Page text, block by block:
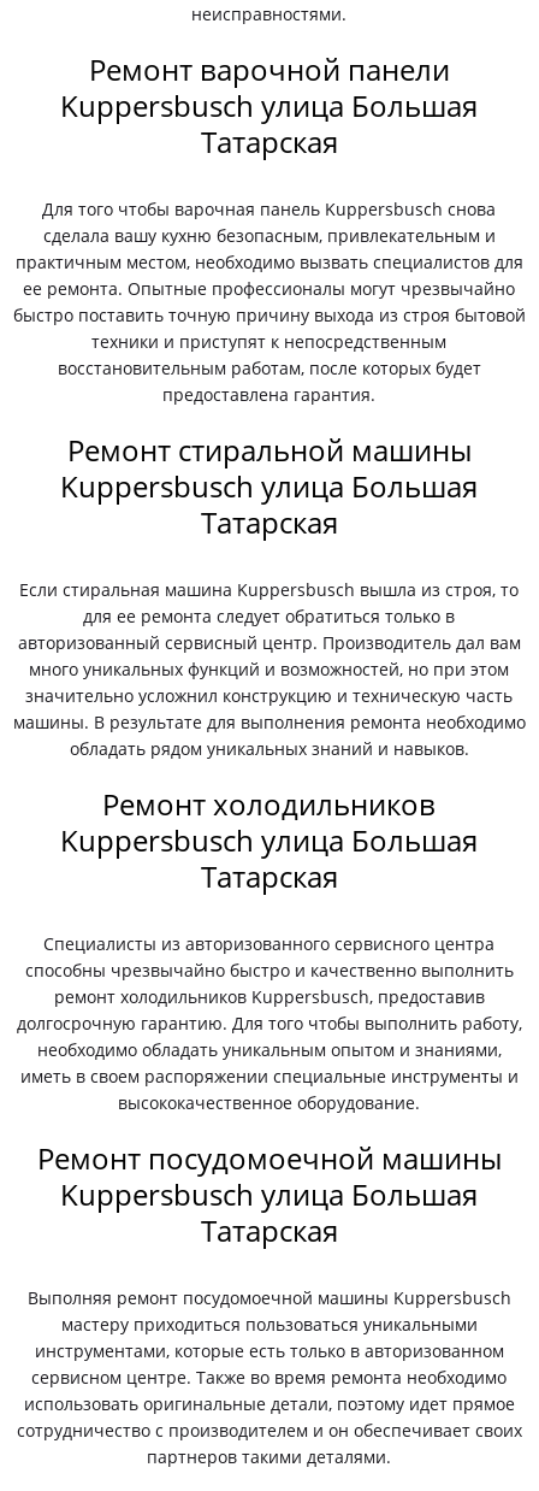
неисправностями.
Ремонт варочной панели
Kuppersbusch улица Большая
Татарская
Для того чтобы варочная панель Kuppersbusch снова
сделала вашу кухню безопасным, привлекательным и
практичным местом, необходимо вызвать специалистов для
ее ремонта. Опытные профессионалы могут чрезвычайно
быстро поставить точную причину выхода из строя бытовой
техники и приступят к непосредственным
восстановительным работам, после которых будет
предоставлена гарантия.
Ремонт стиральной машины
Kuppersbusch улица Большая
Татарская
Если стиральная машина Kuppersbusch вышла из строя, то
для ее ремонта следует обратиться только в
авторизованный сервисный центр. Производитель дал вам
много уникальных функций и возможностей, но при этом
значительно усложнил конструкцию и техническую часть
машины. В результате для выполнения ремонта необходимо
обладать рядом уникальных знаний и навыков.
Ремонт холодильников
Kuppersbusch улица Большая
Татарская
Специалисты из авторизованного сервисного центра
способны чрезвычайно быстро и качественно выполнить
ремонт холодильников Kuppersbusch, предоставив
долгосрочную гарантию. Для того чтобы выполнить работу,
необходимо обладать уникальным опытом и знаниями,
иметь в своем распоряжении специальные инструменты и
высококачественное оборудование.
Ремонт посудомоечной машины
Kuppersbusch улица Большая
Татарская
Выполняя ремонт посудомоечной машины Kuppersbusch
мастеру приходиться пользоваться уникальными
инструментами, которые есть только в авторизованном
сервисном центре. Также во время ремонта необходимо
использовать оригинальные детали, поэтому идет прямое
сотрудничество с производителем и он обеспечивает своих
партнеров такими деталями.